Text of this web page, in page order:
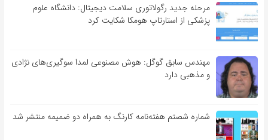
مرحله جدید رگولاتوری سلامت دیجیتال: دانشگاه علوم
پزشکی از استارتاپ هومکا شکایت کرد
مهندس سابق گوگل: هوش مصنوعی لمدا سوگیری‌های نژادی
و مذهبی دارد
شماره شصتم هفته‌نامه کارنگ به همراه دو ضمیمه منتشر شد